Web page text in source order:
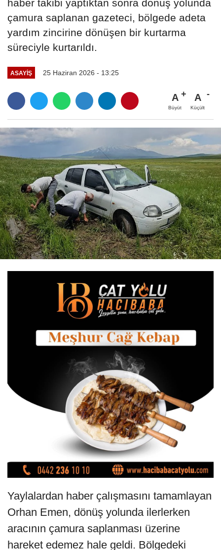
haber takibi yaptıktan sonra dönüş yolunda
çamura saplanan gazeteci, bölgede adeta
yardım zincirine dönüşen bir kurtarma
süreciyle kurtarıldı.
ASAYİŞ 25 Haziran 2026 - 13:25
A
Büyüt
A
Küçült
Yaylalardan haber çalışmasını tamamlayan
Orhan Emen, dönüş yolunda ilerlerken
aracının çamura saplanması üzerine
hareket edemez hale geldi. Bölgedeki